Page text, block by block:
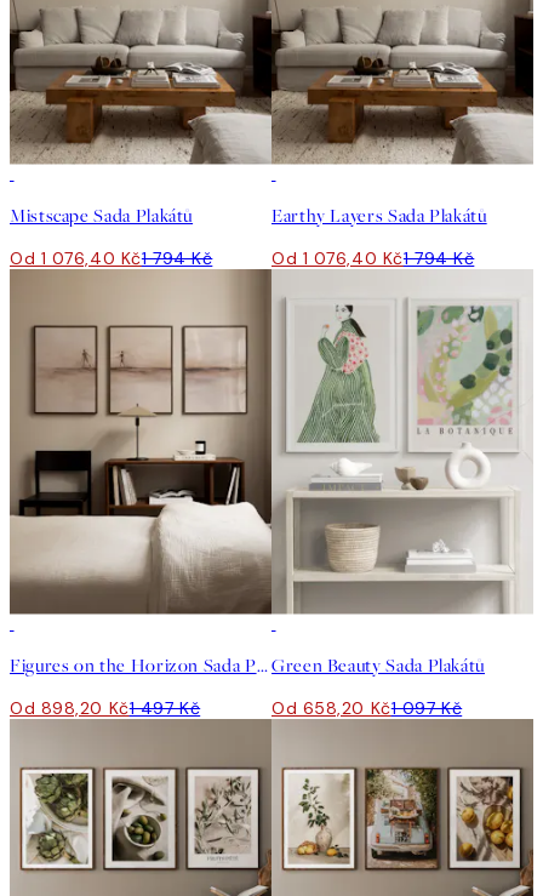
Mistscape Sada Plakátů
Od 1 076,40 Kč1 794 Kč
Earthy Layers Sada Plakátů
Od 1 076,40 Kč1 794 Kč
Figures on the Horizon Sada Plakátů
Od 898,20 Kč1 497 Kč
Green Beauty Sada Plakátů
Od 658,20 Kč1 097 Kč